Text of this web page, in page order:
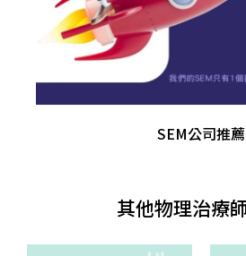
SEM公司推薦
其他物理治療